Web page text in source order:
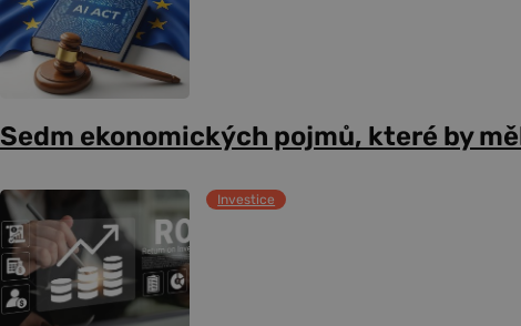
Sedm ekonomických pojmů, které by
Investice